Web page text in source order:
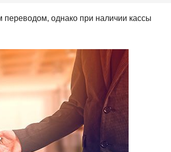
переводом, однако при наличии кассы